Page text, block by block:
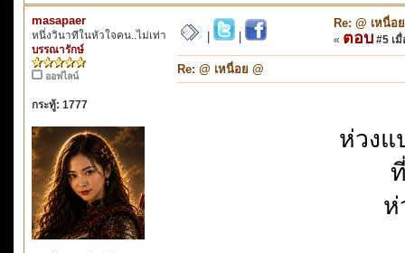
masapaer
หนึ่งวินาทีในหัวใจคน..ไม่เท่า
บรรณารักษ์
ออฟไลน์
กระทู้: 1777
Re: @ เหนื่อ
« ตอบ #5 เมื่
Re: @ เหนื่อย @
ห่วงแ
ห่